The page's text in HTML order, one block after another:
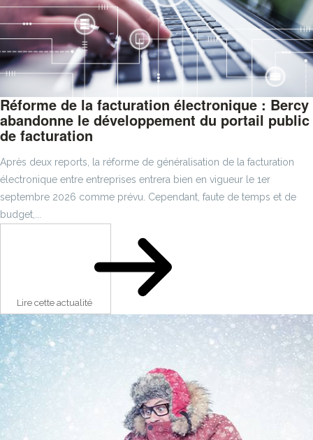
Réforme de la facturation électronique : Bercy
abandonne le développement du portail public
de facturation
Après deux reports, la réforme de généralisation de la facturation
électronique entre entreprises entrera bien en vigueur le 1er
septembre 2026 comme prévu. Cependant, faute de temps et de
budget,...
Lire cette actualité